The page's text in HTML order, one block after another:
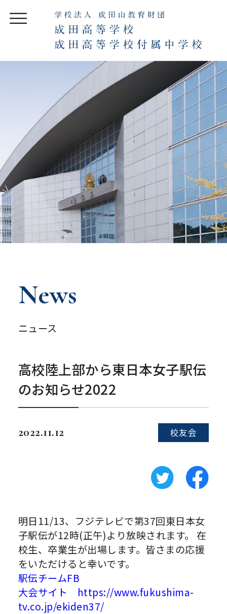
News
ニュース
高校陸上部から東日本女子駅伝
のお知らせ2022
2022.11.12 校友会
明日11/13、フジテレビで第37回東日本女
子駅伝が12時(正午)より放映されます。 在
校生、卒業生が出場します。皆さまの応援
をいただけると幸いです。
駅伝チームFB
大会サイト https://www.fukushima-
tv.co.jp/ekiden37/